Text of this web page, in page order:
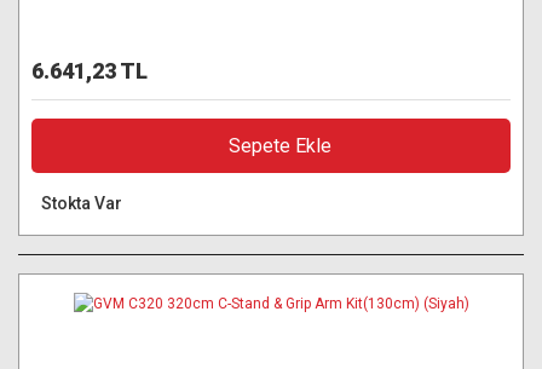
6.641,23 TL
Sepete Ekle
Stokta Var